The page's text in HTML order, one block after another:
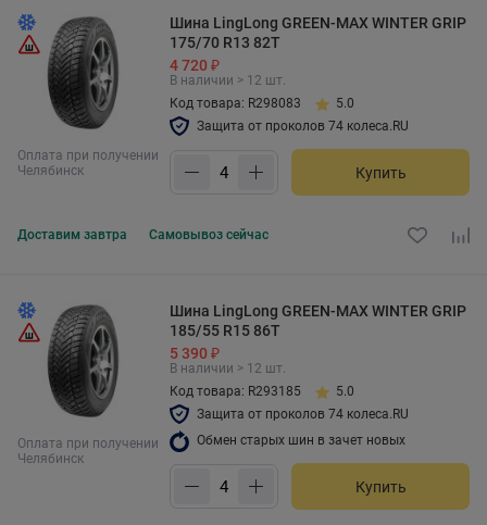
Оплата при получении
Челябинск
Шина LingLong GREEN-MAX WINTER GRIP
175/70 R13 82T
4 720 ₽
В наличии > 12 шт.
Код товара: R298083
5.0
Защита от проколов 74 колеса.RU
Купить
Доставим завтра Самовывоз сейчас
Оплата при получении
Челябинск
Шина LingLong GREEN-MAX WINTER GRIP
185/55 R15 86T
5 390 ₽
В наличии > 12 шт.
Код товара: R293185
5.0
Защита от проколов 74 колеса.RU
Обмен старых шин в зачет новых
Купить